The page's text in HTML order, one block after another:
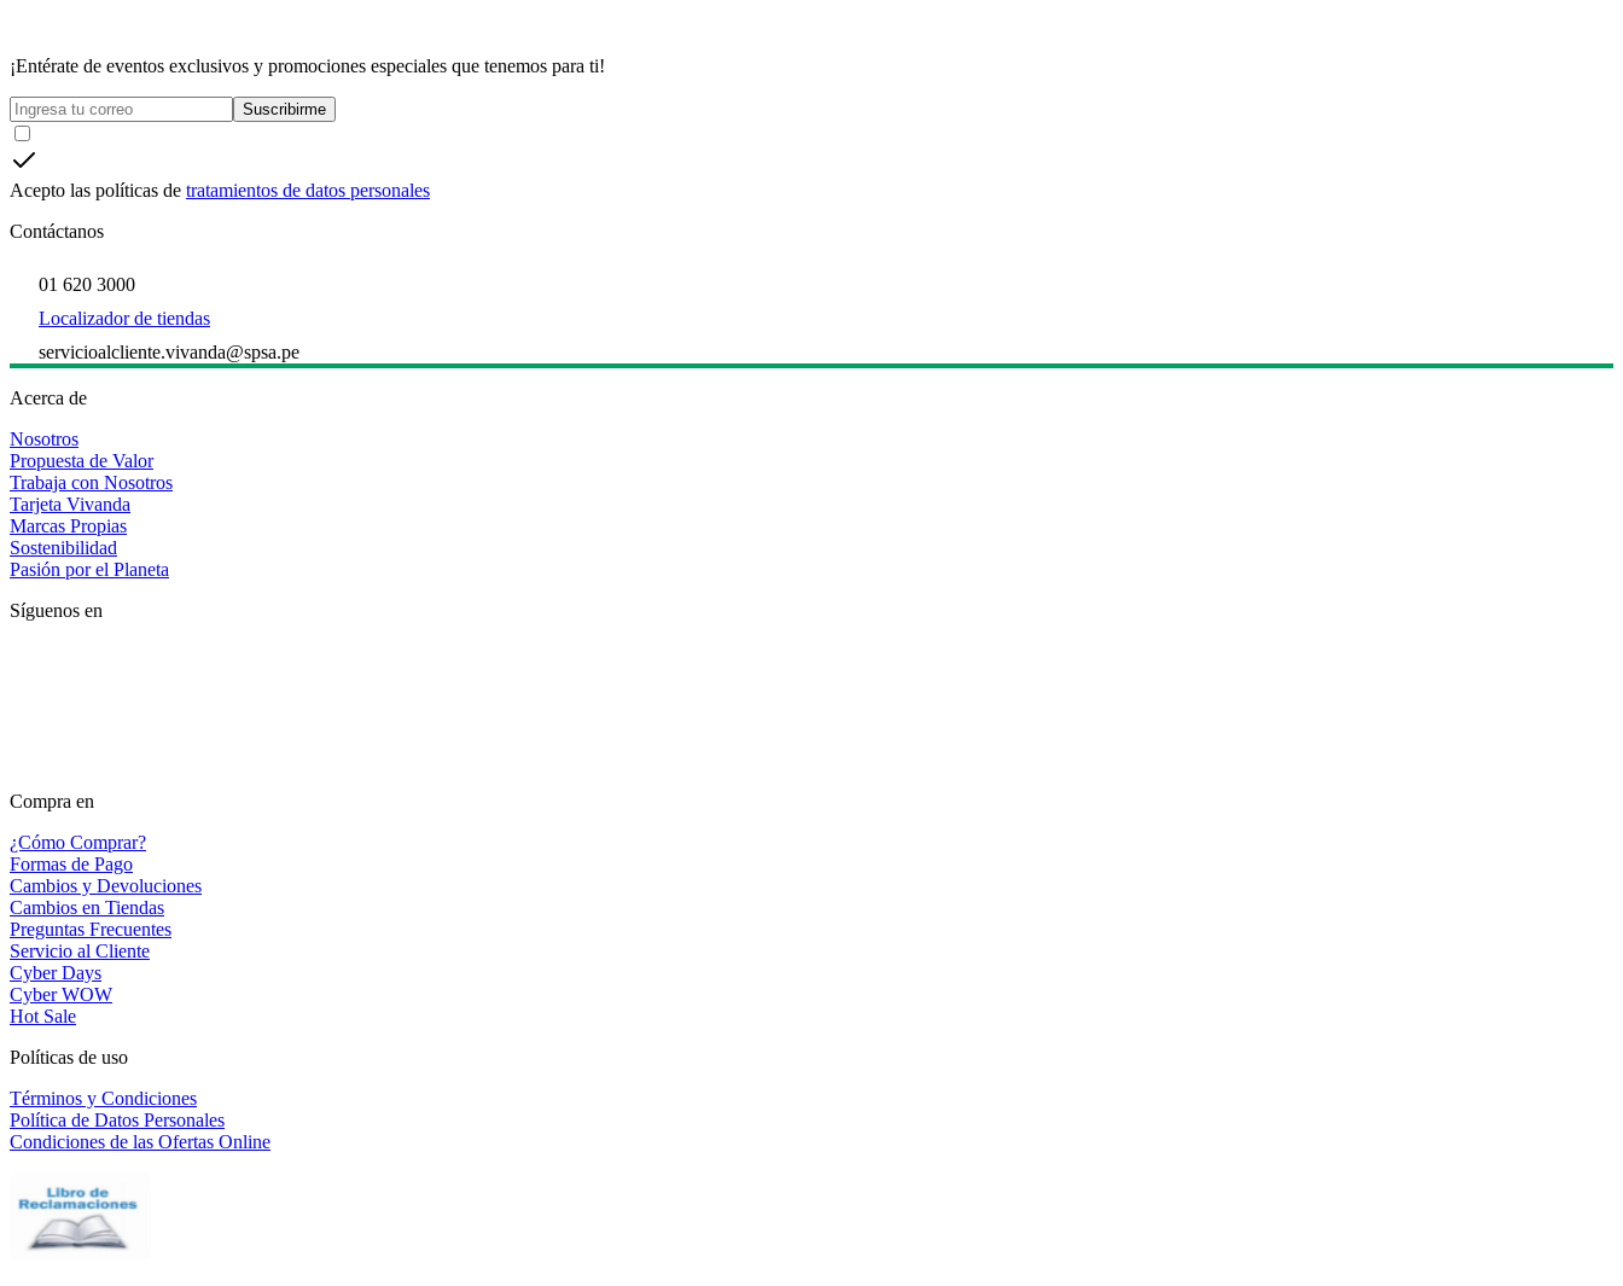
¡Entérate de eventos exclusivos y promociones especiales que tenemos para ti!
Suscribirme
Acepto las políticas de tratamientos de datos personales
Contáctanos
01 620 3000
Localizador de tiendas
servicioalcliente.vivanda@spsa.pe
Acerca de
Nosotros
Propuesta de Valor
Trabaja con Nosotros
Tarjeta Vivanda
Marcas Propias
Sostenibilidad
Pasión por el Planeta
Síguenos en
Compra en
¿Cómo Comprar?
Formas de Pago
Cambios y Devoluciones
Cambios en Tiendas
Preguntas Frecuentes
Servicio al Cliente
Cyber Days
Cyber WOW
Hot Sale
Políticas de uso
Términos y Condiciones
Política de Datos Personales
Condiciones de las Ofertas Online